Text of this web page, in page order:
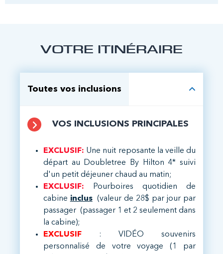
VOTRE ITINÉRAIRE
Toutes vos inclusions
VOS INCLUSIONS PRINCIPALES
EXCLUSIF: Une nuit reposante la veille du
départ au Doubletree By Hilton 4* suivi
d'un petit déjeuner chaud au matin;
EXCLUSIF:
Pourboires quotidien de
cabine inclus (valeur de 28$ par jour par
passager (passager 1 et 2 seulement dans
la cabine);
EXCLUSIF
: VIDÉO souvenirs
personnalisé de votre voyage (1 par